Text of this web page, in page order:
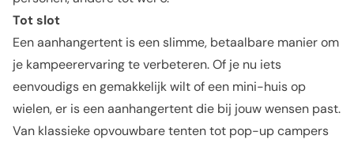
Tot slot
Een aanhangertent is een slimme, betaalbare manier om
je kampeerervaring te verbeteren. Of je nu iets
eenvoudigs en gemakkelijk wilt of een mini-huis op
wielen, er is een aanhangertent die bij jouw wensen past.
Van klassieke opvouwbare tenten tot pop-up campers